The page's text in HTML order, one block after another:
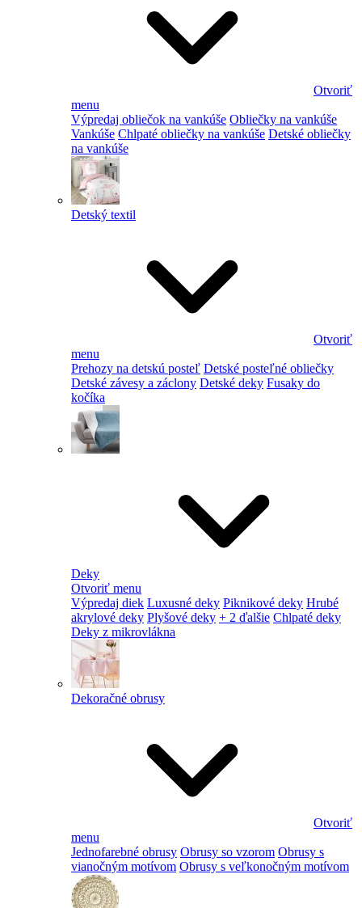
Otvoriť
menu
Výpredaj obliečok na vankúše Obliečky na vankúše
Vankúše Chlpaté obliečky na vankúše Detské obliečky
na vankúše
Detský textil
Otvoriť
menu
Prehozy na detskú posteľ Detské posteľné obliečky
Detské závesy a záclony Detské deky Fusaky do
kočíka
Deky
Otvoriť menu
Výpredaj diek Luxusné deky Piknikové deky Hrubé
akrylové deky Plyšové deky + 2 ďalšie Chlpaté deky
Deky z mikrovlákna
Dekoračné obrusy
Otvoriť
menu
Jednofarebné obrusy Obrusy so vzorom Obrusy s
vianočným motívom Obrusy s veľkonočným motívom